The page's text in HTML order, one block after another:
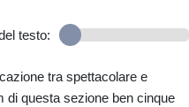
testo:
tra spettacolare e
di questa sezione ben cinque